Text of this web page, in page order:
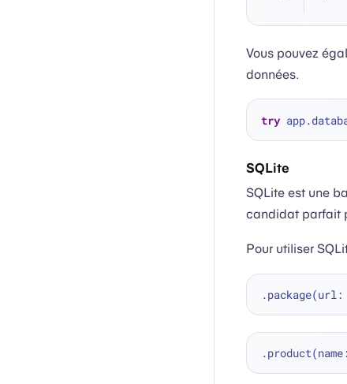
Vous pouvez
données.
try
SQLite
SQLite est une
candidat parfait
Pour utiliser
.package(url: